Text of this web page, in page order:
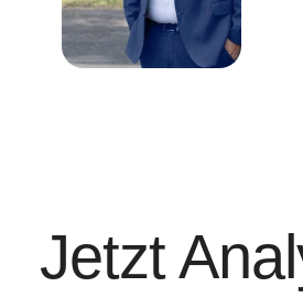
Jetzt